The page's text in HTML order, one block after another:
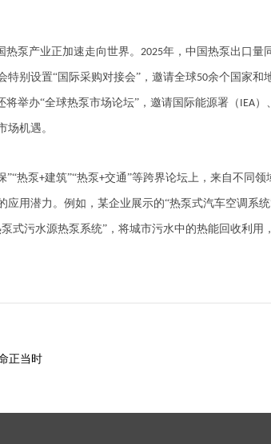
热泵产业正加速走向世界。2025年，中国热泵出口量
特别设置“国际采购对接会”，邀请全球50余个国家和
举办“全球热泵市场论坛”，邀请国际能源署（ IEA）
场机遇。
”“热泵+建筑”“热泵+交通”等跨界论坛上，来自不同
用潜力。例如，某企业展示的“热泵式汽车空调系
式污水源热泵系统”，将城市污水中的热能回收利用
正当时